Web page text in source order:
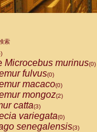
索
Microcebus murinus(0)
fulvus(0)
macaco(0)
mongoz(2)
catta(3)
variegata(0)
senegalensis(3)